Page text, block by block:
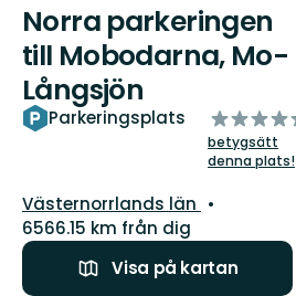
Norra parkeringen
till Mobodarna, Mo-
Långsjön
Parkeringsplats
av
5
stjärnor
betygsätt
denna plats!
Län:
Västernorrlands län
6566.15 km från dig
Visa på kartan